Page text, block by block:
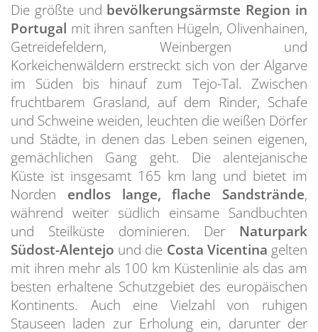
Die größte und bevölkerungsärmste Region in
Portugal mit ihren sanften Hügeln, Olivenhainen,
Getreidefeldern, Weinbergen und
Korkeichenwäldern erstreckt sich von der Algarve
im Süden bis hinauf zum Tejo-Tal. Zwischen
fruchtbarem Grasland, auf dem Rinder, Schafe
und Schweine weiden, leuchten die weißen Dörfer
und Städte, in denen das Leben seinen eigenen,
gemächlichen Gang geht. Die alentejanische
Küste ist insgesamt 165 km lang und bietet im
Norden endlos lange, flache Sandstrände,
während weiter südlich einsame Sandbuchten
und Steilküste dominieren. Der Naturpark
Südost-Alentejo und die Costa Vicentina gelten
mit ihren mehr als 100 km Küstenlinie als das am
besten erhaltene Schutzgebiet des europäischen
Kontinents. Auch eine Vielzahl von ruhigen
Stauseen laden zur Erholung ein, darunter der